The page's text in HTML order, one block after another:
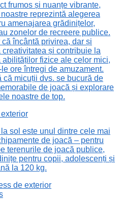
frumos și nuanțe vibrante,
reprezintă alegerea
amenajarea grădinițelor,
zonelor de recreere publice.
că încântă privirea, dar și
și contribuie la
abilităților fizice ale celor mici,
ore întregi de amuzament.
că micuții dvs. se bucură de
de joacă și explorare
noastre de top.
sol este unul dintre cele mai
de joacă – pentru
terenurile de joacă publice,
pentru copii, adolescenți și
la 120 kg.
de exterior